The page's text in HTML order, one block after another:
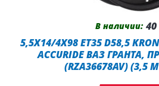
В наличии: 40
5,5X14/4X98 ET35 D58,5
ACCURIDE ВАЗ ГРАНТА,
(RZA36678AV) (3,5